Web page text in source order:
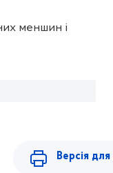
меншин і
Версія